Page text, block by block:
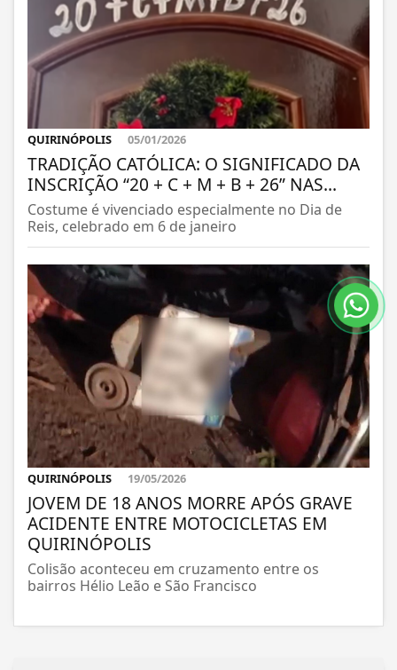
QUIRINÓPOLIS 05/01/2026
TRADIÇÃO CATÓLICA: O SIGNIFICADO DA
INSCRIÇÃO “20 + C + M + B + 26” NAS...
Costume é vivenciado especialmente no Dia de
Reis, celebrado em 6 de janeiro
QUIRINÓPOLIS 19/05/2026
JOVEM DE 18 ANOS MORRE APÓS GRAVE
ACIDENTE ENTRE MOTOCICLETAS EM
QUIRINÓPOLIS
Colisão aconteceu em cruzamento entre os
bairros Hélio Leão e São Francisco